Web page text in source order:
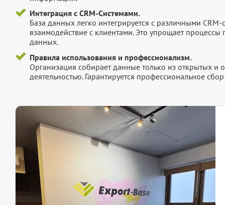
Интеграция с CRM-Системами.
База данных легко интегрируется с различными
взаимодействие с клиентами. Это упрощает
данных.
Правила использования и профессионализм.
Организация собирает данные только из открытых и
деятельностью. Гарантируется профессиональное